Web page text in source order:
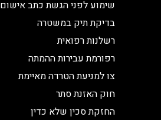
שימוע לפני הגשת כתב אישום
בדיקת תיק במשטרה
רשלנות רפואית
רפורמת עבירות ההמתה
צו למניעת הטרדה מאיימת
חוק האזנת סתר
החזקת סכין שלא כדין